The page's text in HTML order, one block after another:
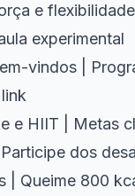
e
experimental
vindos |
e HIIT | Metas
dos
| Queime 800